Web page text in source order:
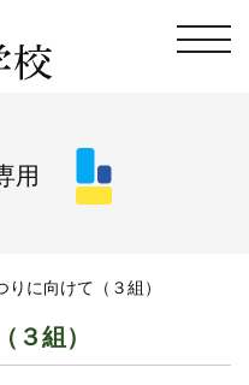
用
りに向けて（３組）
３組）